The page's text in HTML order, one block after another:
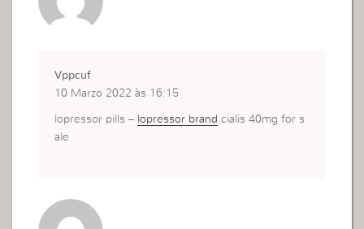
Vppcuf
10 Marzo 2022 às 16:15
lopressor pills – lopressor brand cialis 40mg for s
ale